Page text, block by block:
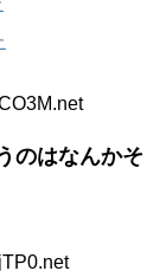
のはなんかそ